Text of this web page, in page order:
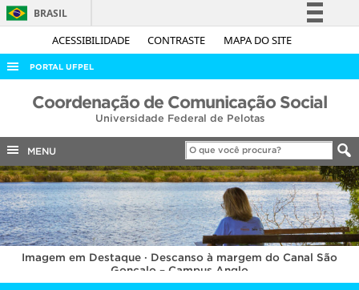
ACESSIBILIDADE CONTRASTE MAPA DO SITE
BRASIL
Simplifique!
Acesso à informação
Legislação
Canais
PORTAL UFPEL
ACESSO À INFORMAÇÃO
COBALTO
CONCURSOS
EDITAIS
INTERNACIONAL
OUVIDORIA
PORTARIAS
Coordenação de Comunicação Social
Universidade Federal de Pelotas
MENU
Imagem em Destaque · Descanso à margem do Canal São
Gonçalo – Campus Anglo